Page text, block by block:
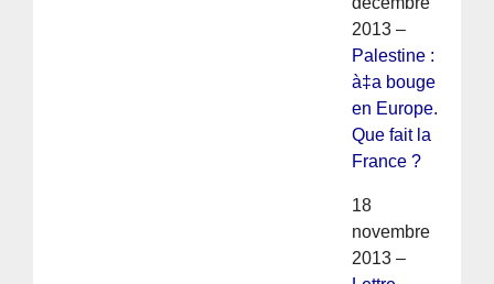
2013 –
Palestine :
à‡a bouge
en Europe.
Que fait la
France ?
18
novembre
2013 –